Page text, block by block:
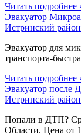
Читать подробнее
Эвакуатор
Истринский район
Эвакуатор для
транспорта-
Читать подробнее
Эвакуатор после
Истринский район
Попали в ДТП?
Области. Цена от